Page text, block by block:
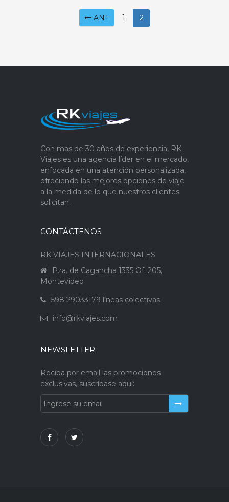
ANT 1 2
Con mas de 30 años de experiencia, RK
Viajes es una agencia líder en el mercado,
enfocada en una atención personalizada,
ofreciendo las mejores opciones de viaje
a la medida de lo que nuestros clientes
solicitan.
CONTÁCTENOS
RK VIAJES INTERNACIONALES
Pza. de Cagancha 1335 Of. 205,
Montevideo
598 29033179 líneas colectivas
info@rkviajes.com
NEWSLETTER
Reciba por email las promociones
exclusivas, suscríbase aquí: